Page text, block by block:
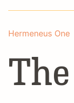
Hermeneus One